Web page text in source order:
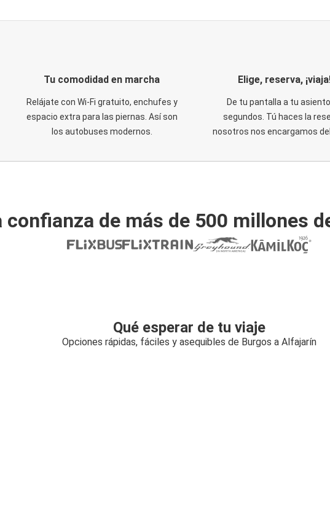
Tu comodidad en marcha
Relájate con Wi-Fi gratuito, enchufes y
espacio extra para las piernas. Así son
los autobuses modernos.
Elige, reserva,
De tu pantalla a tu
segundos. Tú haces la
nosotros nos encargamos
confianza de más de 500 millones
Qué esperar de tu viaje
Opciones rápidas, fáciles y asequibles de Burgos a Alfajarín